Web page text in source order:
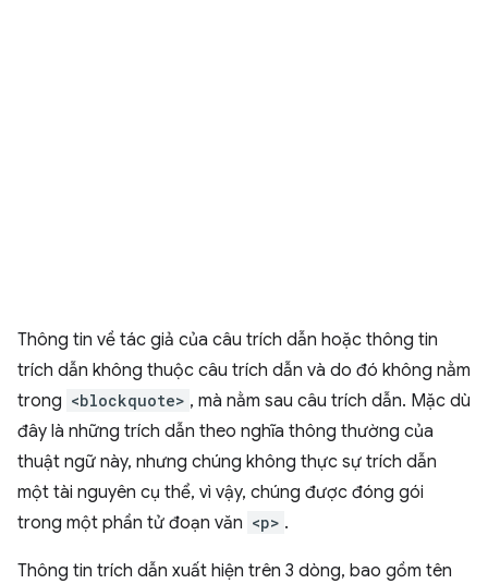
Thông tin về tác giả của câu trích dẫn hoặc thông tin
trích dẫn không thuộc câu trích dẫn và do đó không nằm
trong <blockquote> , mà nằm sau câu trích dẫn. Mặc dù
đây là những trích dẫn theo nghĩa thông thường của
thuật ngữ này, nhưng chúng không thực sự trích dẫn
một tài nguyên cụ thể, vì vậy, chúng được đóng gói
trong một phần tử đoạn văn <p> .
Thông tin trích dẫn xuất hiện trên 3 dòng, bao gồm tên